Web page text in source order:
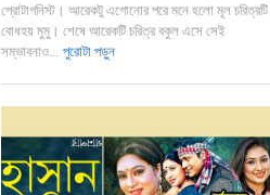
প্রোটাগনিস্ট। আরেকটু এগোনোর পরে মনে হলো মূল চরিত্রটি
বোধহয় মুমু। শেষে আরেকটি চরিত্র বকুল এসে সেই
সম্ভাবনাও... পুরোটা পড়ুন